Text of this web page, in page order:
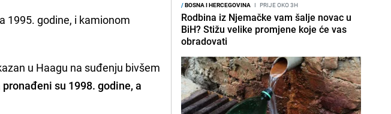
1995. godine, i kamionom
u Haagu na suđenju bivšem
su 1998. godine, a
/BOSNA I HERCEGOVINA I PRIJE OKO 3H
Rodbina iz Njemačke vam šalje novac u
BiH? Stižu velike promjene koje će vas
obradovati